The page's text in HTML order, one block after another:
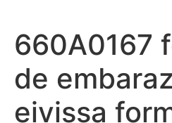
contenido
660A0167
de
eivissa